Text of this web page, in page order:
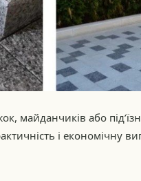
майданчиків або
і економічну